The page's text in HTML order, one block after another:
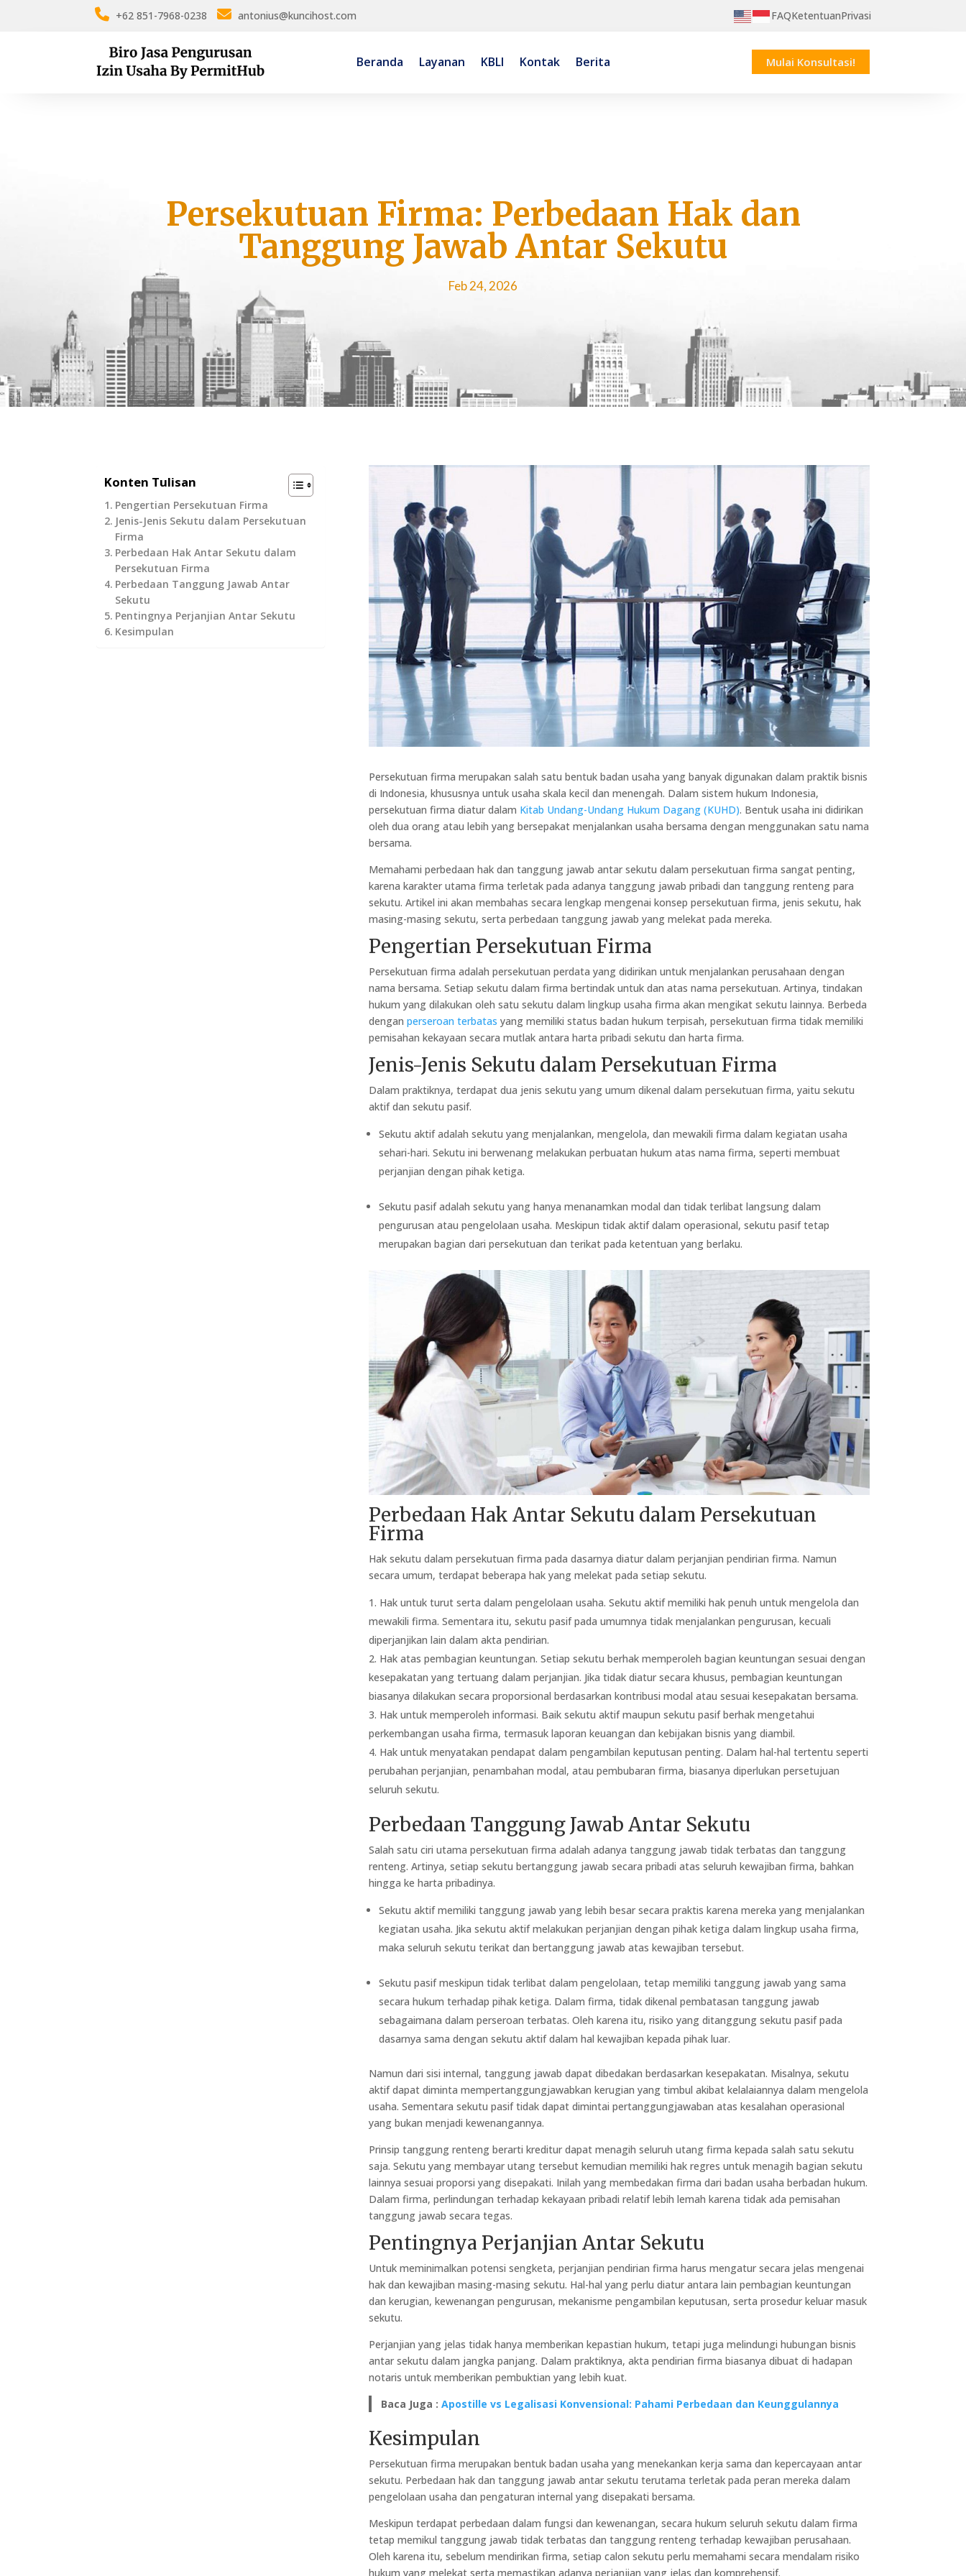
+62 851-7968-0238 antonius@kuncihost.com FAQKetentuanPrivasi
Beranda Layanan KBLI Kontak Berita Mulai Konsultasi!
Persekutuan Firma: Perbedaan Hak dan
Tanggung Jawab Antar Sekutu
Feb 24, 2026
Konten Tulisan
Pengertian Persekutuan Firma
Jenis-Jenis Sekutu dalam Persekutuan
Firma
Perbedaan Hak Antar Sekutu dalam
Persekutuan Firma
Perbedaan Tanggung Jawab Antar
Sekutu
Pentingnya Perjanjian Antar Sekutu
Kesimpulan
Persekutuan firma merupakan salah satu bentuk badan usaha yang banyak digunakan dalam praktik bisnis
di Indonesia, khususnya untuk usaha skala kecil dan menengah. Dalam sistem hukum Indonesia,
persekutuan firma diatur dalam Kitab Undang-Undang Hukum Dagang (KUHD). Bentuk usaha ini didirikan
oleh dua orang atau lebih yang bersepakat menjalankan usaha bersama dengan menggunakan satu nama
bersama.
Memahami perbedaan hak dan tanggung jawab antar sekutu dalam persekutuan firma sangat penting,
karena karakter utama firma terletak pada adanya tanggung jawab pribadi dan tanggung renteng para
sekutu. Artikel ini akan membahas secara lengkap mengenai konsep persekutuan firma, jenis sekutu, hak
masing-masing sekutu, serta perbedaan tanggung jawab yang melekat pada mereka.
Pengertian Persekutuan Firma
Persekutuan firma adalah persekutuan perdata yang didirikan untuk menjalankan perusahaan dengan
nama bersama. Setiap sekutu dalam firma bertindak untuk dan atas nama persekutuan. Artinya, tindakan
hukum yang dilakukan oleh satu sekutu dalam lingkup usaha firma akan mengikat sekutu lainnya. Berbeda
dengan perseroan terbatas yang memiliki status badan hukum terpisah, persekutuan firma tidak memiliki
pemisahan kekayaan secara mutlak antara harta pribadi sekutu dan harta firma.
Jenis-Jenis Sekutu dalam Persekutuan Firma
Dalam praktiknya, terdapat dua jenis sekutu yang umum dikenal dalam persekutuan firma, yaitu sekutu
aktif dan sekutu pasif.
Sekutu aktif adalah sekutu yang menjalankan, mengelola, dan mewakili firma dalam kegiatan usaha
sehari-hari. Sekutu ini berwenang melakukan perbuatan hukum atas nama firma, seperti membuat
perjanjian dengan pihak ketiga.
Sekutu pasif adalah sekutu yang hanya menanamkan modal dan tidak terlibat langsung dalam
pengurusan atau pengelolaan usaha. Meskipun tidak aktif dalam operasional, sekutu pasif tetap
merupakan bagian dari persekutuan dan terikat pada ketentuan yang berlaku.
Perbedaan Hak Antar Sekutu dalam Persekutuan
Firma
Hak sekutu dalam persekutuan firma pada dasarnya diatur dalam perjanjian pendirian firma. Namun
secara umum, terdapat beberapa hak yang melekat pada setiap sekutu.
Hak untuk turut serta dalam pengelolaan usaha. Sekutu aktif memiliki hak penuh untuk mengelola dan
mewakili firma. Sementara itu, sekutu pasif pada umumnya tidak menjalankan pengurusan, kecuali
diperjanjikan lain dalam akta pendirian.
Hak atas pembagian keuntungan. Setiap sekutu berhak memperoleh bagian keuntungan sesuai dengan
kesepakatan yang tertuang dalam perjanjian. Jika tidak diatur secara khusus, pembagian keuntungan
biasanya dilakukan secara proporsional berdasarkan kontribusi modal atau sesuai kesepakatan bersama.
Hak untuk memperoleh informasi. Baik sekutu aktif maupun sekutu pasif berhak mengetahui
perkembangan usaha firma, termasuk laporan keuangan dan kebijakan bisnis yang diambil.
Hak untuk menyatakan pendapat dalam pengambilan keputusan penting. Dalam hal-hal tertentu seperti
perubahan perjanjian, penambahan modal, atau pembubaran firma, biasanya diperlukan persetujuan
seluruh sekutu.
Perbedaan Tanggung Jawab Antar Sekutu
Salah satu ciri utama persekutuan firma adalah adanya tanggung jawab tidak terbatas dan tanggung
renteng. Artinya, setiap sekutu bertanggung jawab secara pribadi atas seluruh kewajiban firma, bahkan
hingga ke harta pribadinya.
Sekutu aktif memiliki tanggung jawab yang lebih besar secara praktis karena mereka yang menjalankan
kegiatan usaha. Jika sekutu aktif melakukan perjanjian dengan pihak ketiga dalam lingkup usaha firma,
maka seluruh sekutu terikat dan bertanggung jawab atas kewajiban tersebut.
Sekutu pasif meskipun tidak terlibat dalam pengelolaan, tetap memiliki tanggung jawab yang sama
secara hukum terhadap pihak ketiga. Dalam firma, tidak dikenal pembatasan tanggung jawab
sebagaimana dalam perseroan terbatas. Oleh karena itu, risiko yang ditanggung sekutu pasif pada
dasarnya sama dengan sekutu aktif dalam hal kewajiban kepada pihak luar.
Namun dari sisi internal, tanggung jawab dapat dibedakan berdasarkan kesepakatan. Misalnya, sekutu
aktif dapat diminta mempertanggungjawabkan kerugian yang timbul akibat kelalaiannya dalam mengelola
usaha. Sementara sekutu pasif tidak dapat dimintai pertanggungjawaban atas kesalahan operasional
yang bukan menjadi kewenangannya.
Prinsip tanggung renteng berarti kreditur dapat menagih seluruh utang firma kepada salah satu sekutu
saja. Sekutu yang membayar utang tersebut kemudian memiliki hak regres untuk menagih bagian sekutu
lainnya sesuai proporsi yang disepakati. Inilah yang membedakan firma dari badan usaha berbadan hukum.
Dalam firma, perlindungan terhadap kekayaan pribadi relatif lebih lemah karena tidak ada pemisahan
tanggung jawab secara tegas.
Pentingnya Perjanjian Antar Sekutu
Untuk meminimalkan potensi sengketa, perjanjian pendirian firma harus mengatur secara jelas mengenai
hak dan kewajiban masing-masing sekutu. Hal-hal yang perlu diatur antara lain pembagian keuntungan
dan kerugian, kewenangan pengurusan, mekanisme pengambilan keputusan, serta prosedur keluar masuk
sekutu.
Perjanjian yang jelas tidak hanya memberikan kepastian hukum, tetapi juga melindungi hubungan bisnis
antar sekutu dalam jangka panjang. Dalam praktiknya, akta pendirian firma biasanya dibuat di hadapan
notaris untuk memberikan pembuktian yang lebih kuat.
Baca Juga : Apostille vs Legalisasi Konvensional: Pahami Perbedaan dan Keunggulannya
Kesimpulan
Persekutuan firma merupakan bentuk badan usaha yang menekankan kerja sama dan kepercayaan antar
sekutu. Perbedaan hak dan tanggung jawab antar sekutu terutama terletak pada peran mereka dalam
pengelolaan usaha dan pengaturan internal yang disepakati bersama.
Meskipun terdapat perbedaan dalam fungsi dan kewenangan, secara hukum seluruh sekutu dalam firma
tetap memikul tanggung jawab tidak terbatas dan tanggung renteng terhadap kewajiban perusahaan.
Oleh karena itu, sebelum mendirikan firma, setiap calon sekutu perlu memahami secara mendalam risiko
hukum yang melekat serta memastikan adanya perjanjian yang jelas dan komprehensif.